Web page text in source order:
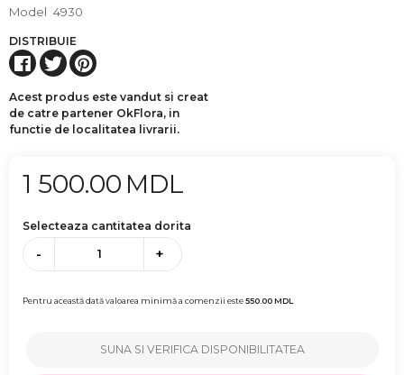
Model 4930
DISTRIBUIE
Acest produs este vandut si creat
de catre partener OkFlora, in
functie de localitatea livrarii.
1 500.00 MDL
Selecteaza cantitatea dorita
- +
Pentru această dată valoarea minimă a comenzii este550.00MDL
SUNA SI VERIFICA DISPONIBILITATEA